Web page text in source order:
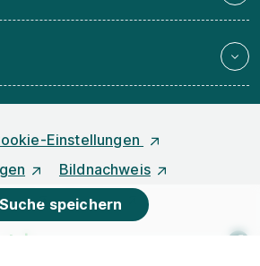
Suche speichern
Einstellungen
Bildnachweis
Karriere